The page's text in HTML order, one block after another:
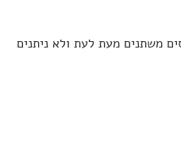
משתנים מעת לעת ולא ניתנים